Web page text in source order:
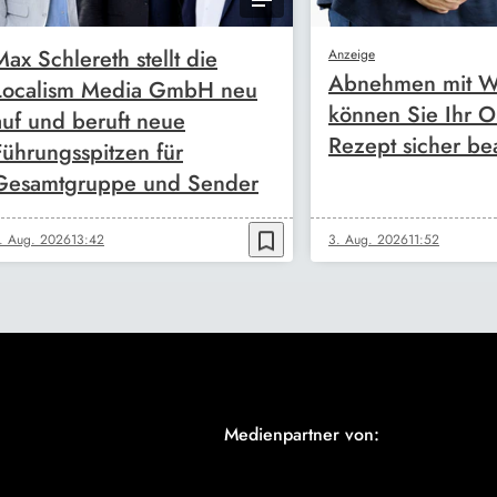
Schlereth stellt die
Media GmbH neu
und beruft neue
für
und Sender
Aug. 202613:42 bookmark_border
Anzeige
Abnehmen mit
können Sie Ihr
Rezept sicher
3. Aug. 202611:52
Medienpartner von: